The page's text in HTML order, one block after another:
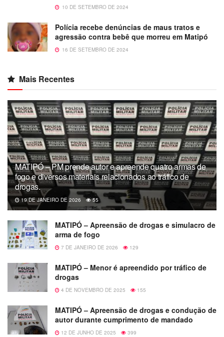
10 DE SETEMBRO DE 2024
Polícia recebe denúncias de maus tratos e
agressão contra bebê que morreu em Matipó
16 DE SETEMBRO DE 2024
Mais Recentes
MATIPÓ – PM prende autor e apreende quatro armas de
fogo e diversos materiais relacionados ao tráfico de
drogas.
19 DE JANEIRO DE 2026 55
MATIPÓ – Apreensão de drogas e simulacro de
arma de fogo
7 DE JANEIRO DE 2026 129
MATIPÓ – Menor é apreendido por tráfico de
drogas
4 DE NOVEMBRO DE 2025 155
MATIPÓ – Apreensão de drogas e condução de
autor durante cumprimento de mandado
12 DE JUNHO DE 2025 399